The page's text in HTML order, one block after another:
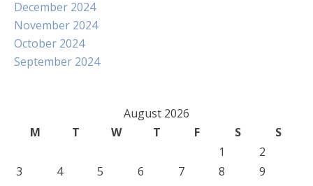
December 2024
November 2024
October 2024
September 2024
August 2026
M
T W T F S
S
1
2
3
4 5 6 7 8
9